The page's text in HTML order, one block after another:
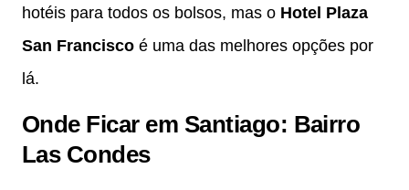
hotéis para todos os bolsos, mas o Hotel Plaza
San Francisco é uma das melhores opções por
lá.
Onde Ficar em Santiago: Bairro
Las Condes